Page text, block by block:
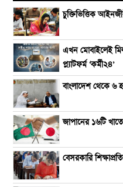
চুক্তিভিত্তিক
এখন মোবাইলেই
প্ল্যাটফর্ম ‘কর্মী২৪’
বাংলাদেশ থেকে ৬
জাপানের ১৬টি
বেসরকারি